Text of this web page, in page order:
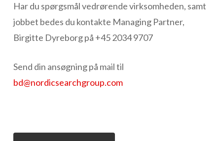
Har du spørgsmål vedrørende virksomheden, samt
jobbet bedes du kontakte Managing Partner,
Birgitte Dyreborg på +45 2034 9707
Send din ansøgning på mail til
bd@nordicsearchgroup.com